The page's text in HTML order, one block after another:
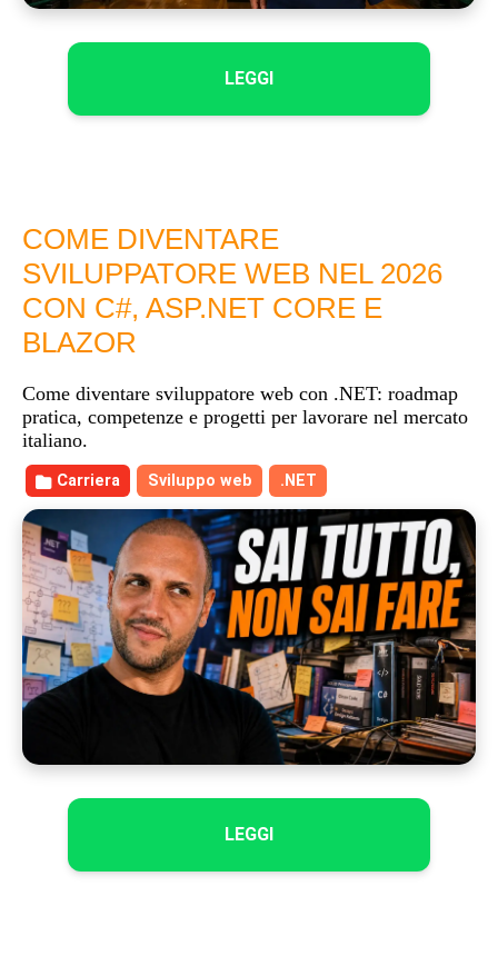
LEGGI
LEGGI
COME DIVENTARE
SVILUPPATORE WEB NEL 2026
CON C#, ASP.NET CORE E
BLAZOR
Come diventare sviluppatore web con .NET: roadmap
pratica, competenze e progetti per lavorare nel mercato
italiano.
Carriera Sviluppo web .NET